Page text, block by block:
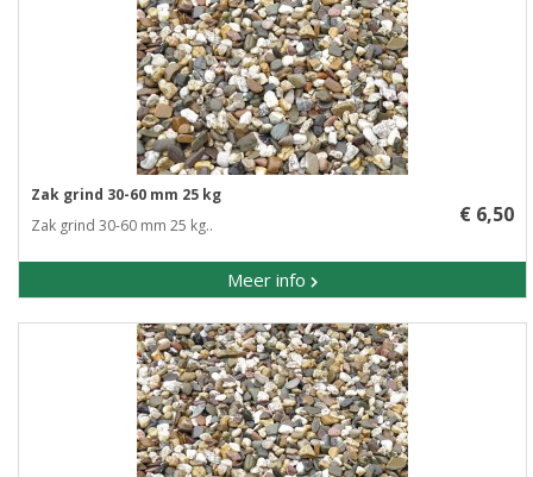
Zak grind 30-60 mm 25 kg
Zak grind 30-60 mm 25 kg..
Meer info
€ 6,50